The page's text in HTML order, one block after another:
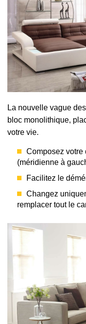
La nouvelle vague
bloc monolithique,
votre vie.
Composez votre
(méridienne à
Facilitez le
Changez
remplacer tout le